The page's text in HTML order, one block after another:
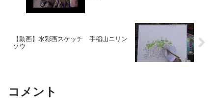
【動画】水彩画スケッチ 手稲山ニリン
ソウ
コメント